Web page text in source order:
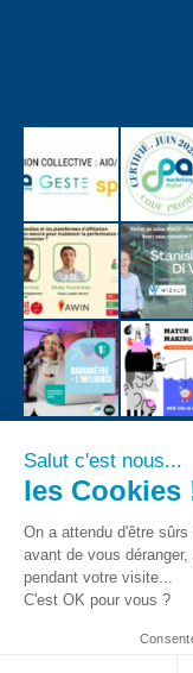
CPA
Salut c'est nous...
les Cookies
On a attendu d'être
avant de vous
pendant votre visite...
C'est OK pour vous ?